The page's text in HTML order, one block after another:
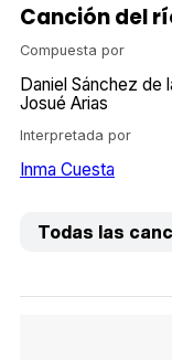
Canción del
Compuesta por
Daniel Sánchez de
Josué Arias
Interpretada por
Inma Cuesta
Todas las